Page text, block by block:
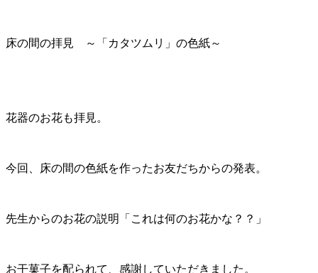
床の間の拝見 ～「カタツムリ」の色紙～
花器のお花も拝見。
今回、床の間の色紙を作ったお友だちからの発表。
先生からのお花の説明「これは何のお花かな？？」
お干菓子を配られて、感謝していただきました。